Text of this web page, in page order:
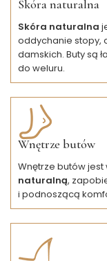
Skóra naturalna
Skóra naturalna
oddychanie stopy,
damskich. Buty są
do weluru.
Wnętrze butów
Wnętrze butów
naturalną,
i podnoszącą